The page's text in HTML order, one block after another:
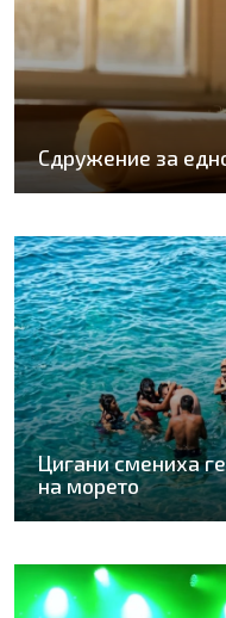
Сдружение за
Цигани смениха
на морето